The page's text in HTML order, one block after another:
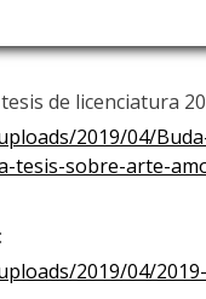
de licenciatura
2019/04/
tesis-sobre-arte-
2019/04/